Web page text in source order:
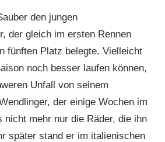
den jungen
der gleich im ersten Rennen
fünften Platz belegte. Vielleicht
noch besser laufen können,
Unfall von seinem
der einige Wochen im
nicht mehr nur die Räder, die ihn
später stand er im italienischen